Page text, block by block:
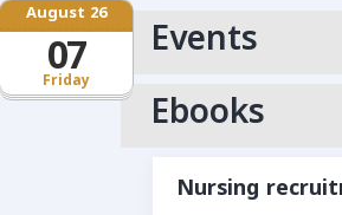
Friday
August 26
07
Events
Ebooks
Nursing